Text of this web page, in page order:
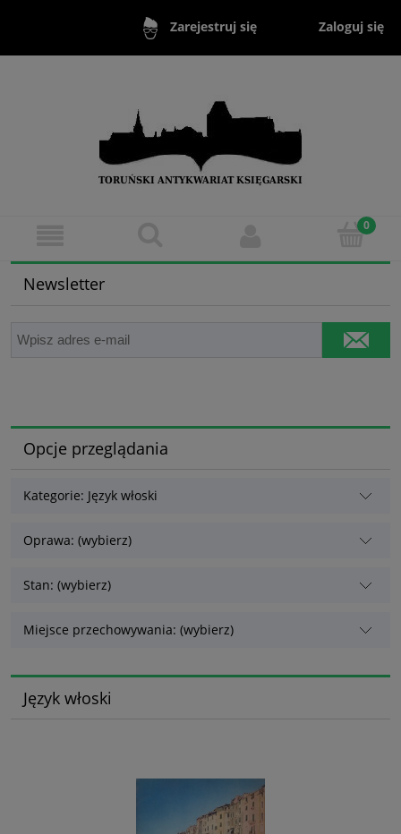
Zarejestruj się Zaloguj się
Newsletter
Opcje przeglądania
Kategorie: Język włoski
Oprawa: (wybierz)
Stan: (wybierz)
Miejsce przechowywania: (wybierz)
Język włoski